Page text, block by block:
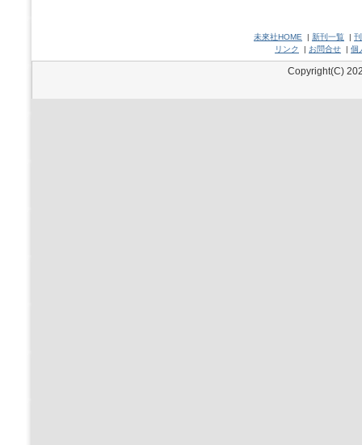
未來社HOME | 新刊一覧 |
リンク
| お問合せ | 個
Copyright(C)